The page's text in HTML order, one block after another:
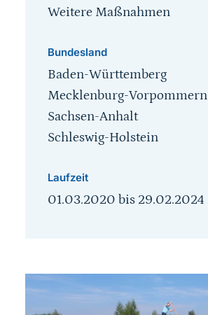
Weitere Maßnahmen
Bundesland
Baden-Württemberg
Mecklenburg-Vorpommern
Sachsen-Anhalt
Schleswig-Holstein
Laufzeit
01.03.2020 bis 29.02.2024